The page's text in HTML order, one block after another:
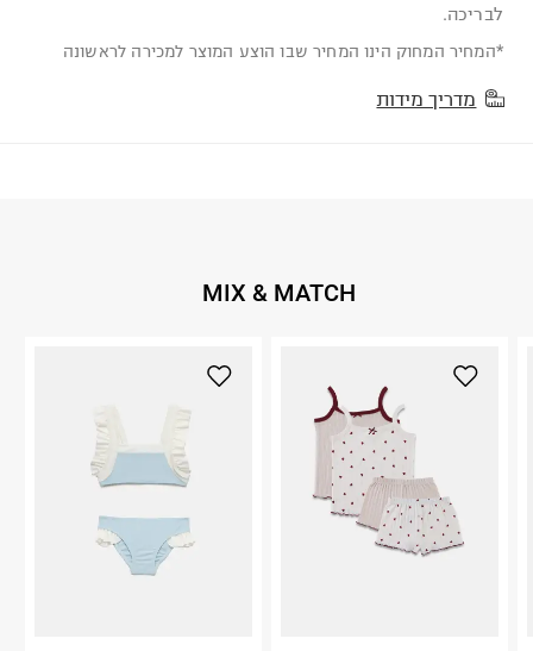
לבריכה.
*המחיר המחוק הינו המחיר שבו הוצע המוצר למכירה לראשונה
מדריך מידות
MIX & MATCH